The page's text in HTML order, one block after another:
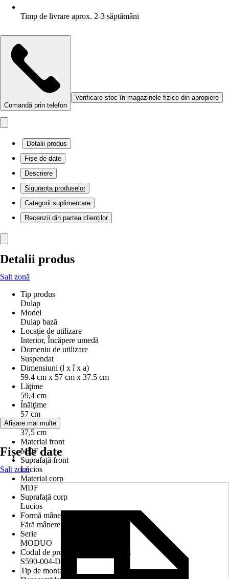
Timp de livrare aprox. 2-3 săptămâni
Comandă prin telefon
Verificare stoc în magazinele fizice din apropiere
Detalii produs
Fișe de date
Descriere
Siguranța produselor
Categorii suplimentare
Recenzii din partea clienților
Detalii produs
Salt zonă
Tip produs
Dulap
Model
Dulap bază
Locație de utilizare
Interior, Încăpere umedă
Domeniu de utilizare
Suspendat
Dimensiuni (l x î x a)
59.4 cm x 57 cm x 37.5 cm
Lăţime
59,4 cm
Înălţime
57 cm
Adâncime
37,5 cm
Material front
MDF
Suprafață front
Lucios
Material corp
MDF
Suprafață corp
Lucios
Formă mâner
Fără mânere
Serie
MODUO
Codul de produs al producătorului
S590-004-DSM
Tip de montaj
Afișare mai multe
Fișe de date
Salt zonă